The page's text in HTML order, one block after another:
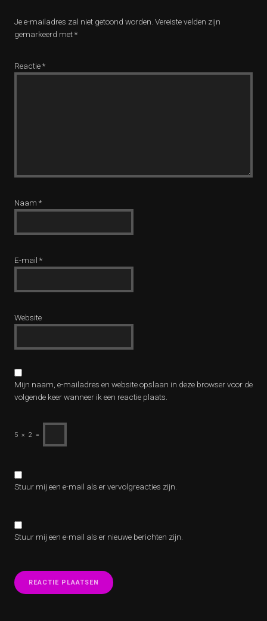
Je e-mailadres zal niet getoond worden. Vereiste velden zijn
gemarkeerd met*
Reactie*
Naam *
E-mail *
Website
Mijn naam, e-mailadres en website opslaan in deze browser voor de
volgende keer wanneer ik een reactie plaats.
5 × 2 =
Stuur mij een e-mail als er vervolgreacties zijn.
Stuur mij een e-mail als er nieuwe berichten zijn.